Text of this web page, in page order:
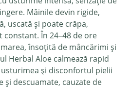
Mâinile devin rigide,
uscată și poate crăpa,
În 24–48 de ore
însoțită de mâncărimi și
Herbal Aloe calmează rapid
și disconfortul pielii
și descuamate, cauzate de